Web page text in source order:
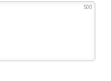
500